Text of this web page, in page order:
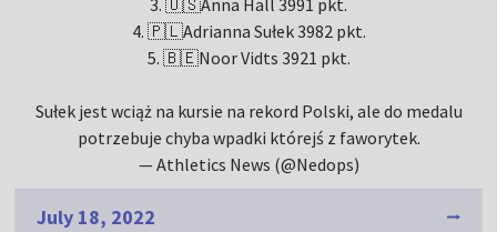
3. 🇺🇸Anna Hall 3991 pkt.
4. 🇵🇱Adrianna Sułek 3982 pkt.
5. 🇧🇪Noor Vidts 3921 pkt.
Sułek jest wciąż na kursie na rekord Polski, ale do medalu
potrzebuje chyba wpadki którejś z faworytek.
— Athletics News (@Nedops)
July 18, 2022